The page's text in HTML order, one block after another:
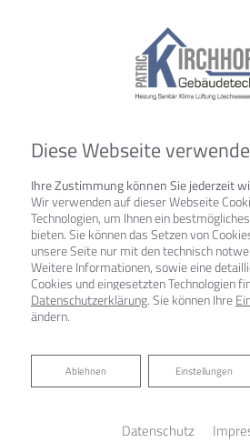
Diese Webseite
Ihre Zustimmung können Sie jederzeit
Wir verwenden auf dieser Webseite
Technologien, um Ihnen ein
bieten. Sie können das Setzen von
unsere Seite nur mit den technisch
Weitere Informationen, sowie eine
Cookies und eingesetzten Technologien
Datenschutzerklärung. Sie können Ihre
ändern.
Einstellungen
Ablehnen
Ablehnen
Datenschutz